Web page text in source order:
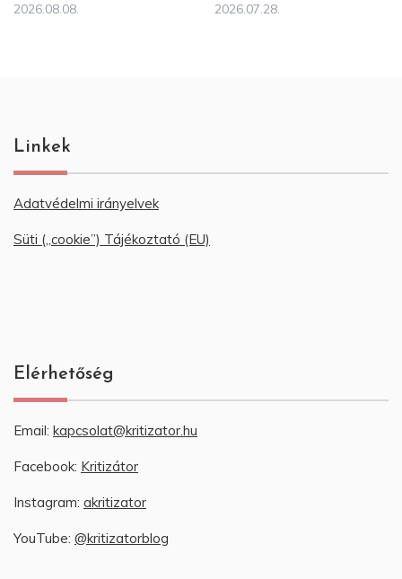
2026.08.08. 2026.07.28.
Linkek
Adatvédelmi irányelvek
Süti („cookie”) Tájékoztató (EU)
Elérhetőség
Email: kapcsolat@kritizator.hu
Facebook: Kritizátor
Instagram: akritizator
YouTube: @kritizatorblog